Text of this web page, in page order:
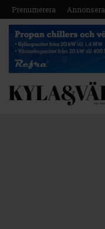
Prenumerera Annonsera